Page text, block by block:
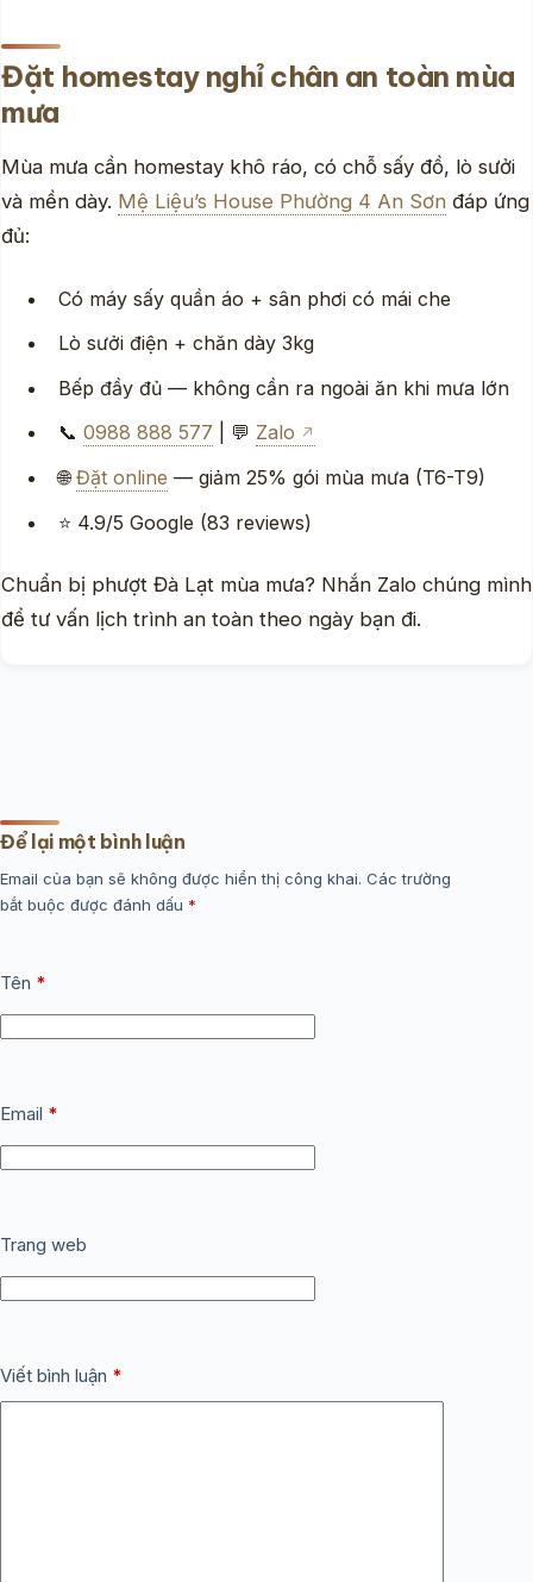
Đặt homestay nghỉ chân an toàn mùa
mưa
Mùa mưa cần homestay khô ráo, có chỗ sấy đồ, lò sưởi
và mền dày. Mệ Liệu’s House Phường 4 An Sơn đáp ứng
đủ:
Có máy sấy quần áo + sân phơi có mái che
Lò sưởi điện + chăn dày 3kg
Bếp đầy đủ — không cần ra ngoài ăn khi mưa lớn
📞 0988 888 577 | 💬 Zalo
🌐Đặt online — giảm 25% gói mùa mưa (T6-T9)
⭐ 4.9/5 Google (83 reviews)
Chuẩn bị phượt Đà Lạt mùa mưa? Nhắn Zalo chúng mình
để tư vấn lịch trình an toàn theo ngày bạn đi.
Để lại một bình luận
Email của bạn sẽ không được hiển thị công khai. Các trường
bắt buộc được đánh dấu *
Tên *
Email *
Trang web
Viết bình luận *